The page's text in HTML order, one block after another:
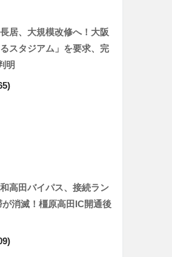
居、大規模改修へ！大阪
スタジアム」を要求、完
明
高田バイパス、接続ラン
消滅！橿原高田IC開通後